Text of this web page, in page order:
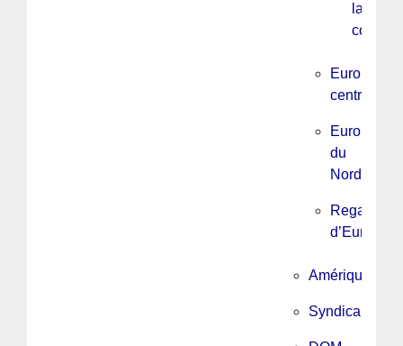
la
Europe
centrale
Europe
du
Nord
Regards
d’Europe
Amérique
Syndicalisme